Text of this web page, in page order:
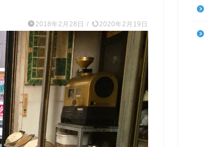
2018年2月28日 / 2020年2月19日